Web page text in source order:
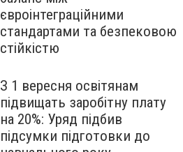
євроінтеграційними
стандартами та безпековою
стійкістю
З 1 вересня освітянам
підвищать заробітну плату
на 20%: Уряд підбив
підсумки підготовки до